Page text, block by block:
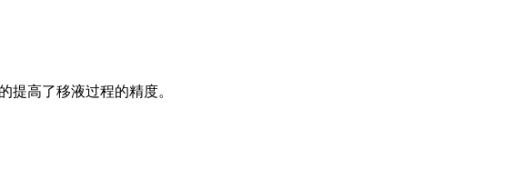
高了移液过程的精度。